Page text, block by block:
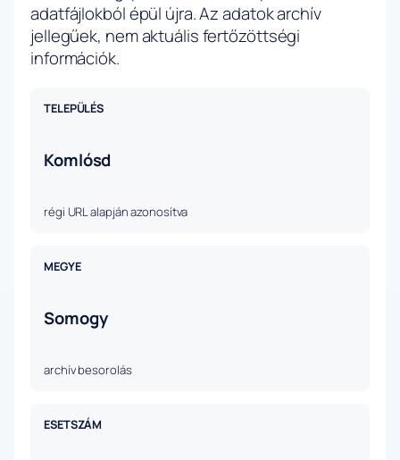
adatfájlokból épül újra. Az adatok archív
jellegűek, nem aktuális fertőzöttségi
információk.
TELEPÜLÉS
Komlósd
régi URL alapján azonosítva
MEGYE
Somogy
archív besorolás
ESETSZÁM